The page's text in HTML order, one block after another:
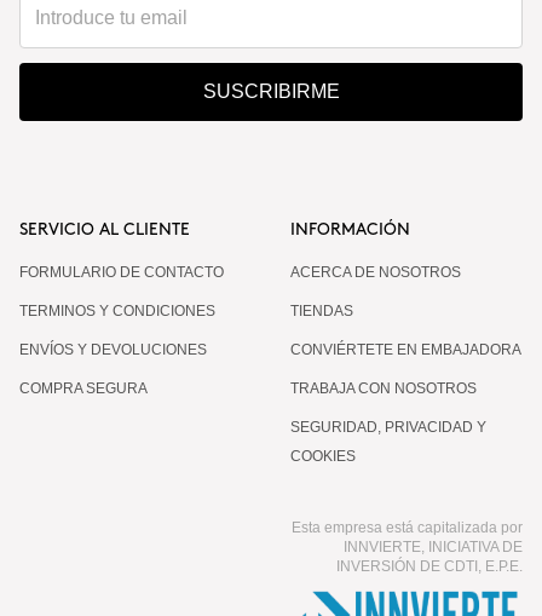
SUSCRIBIRME
SERVICIO AL CLIENTE
FORMULARIO DE CONTACTO
TERMINOS Y CONDICIONES
ENVÍOS Y DEVOLUCIONES
COMPRA SEGURA
INFORMACIÓN
ACERCA DE NOSOTROS
TIENDAS
CONVIÉRTETE EN EMBAJADORA
TRABAJA CON NOSOTROS
SEGURIDAD, PRIVACIDAD Y
COOKIES
Esta empresa está capitalizada por
INNVIERTE, INICIATIVA DE
INVERSIÓN DE CDTI, E.P.E.